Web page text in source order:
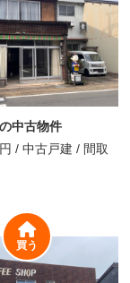
中古物件
/ 中古戸建 / 間取
買う